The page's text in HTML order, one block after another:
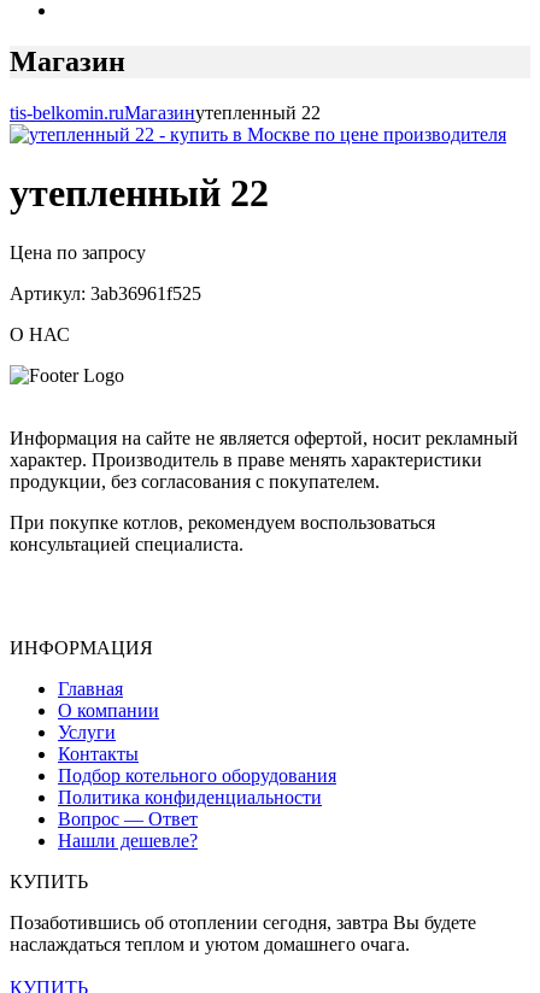
Магазин
tis-belkomin.ruМагазинутепленный 22
утепленный 22
Цена по запросу
Артикул: 3ab36961f525
О НАС
Информация на сайте не является офертой, носит рекламный
характер. Производитель в праве менять характеристики
продукции, без согласования с покупателем.
При покупке котлов, рекомендуем воспользоваться
консультацией специалиста.
ИНФОРМАЦИЯ
Главная
О компании
Услуги
Контакты
Подбор котельного оборудования
Политика конфиденциальности
Вопрос — Ответ
Нашли дешевле?
КУПИТЬ
Позаботившись об отоплении сегодня, завтра Вы будете
наслаждаться теплом и уютом домашнего очага.
КУПИТЬ